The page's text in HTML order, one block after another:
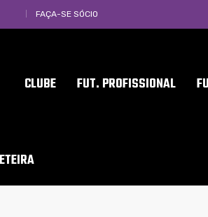
FAÇA-SE SÓCIO
CLUBE FUT. PROFISSIONAL